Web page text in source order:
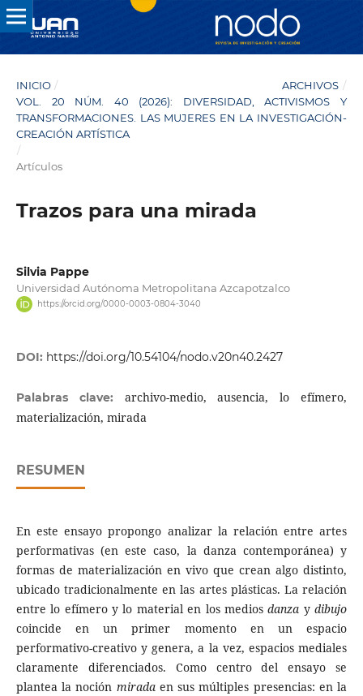
INICIO / ARCHIVOS /
VOL. 20 NÚM. 40 (2026): DIVERSIDAD, ACTIVISMOS Y
TRANSFORMACIONES. LAS MUJERES EN LA INVESTIGACIÓN-
CREACIÓN ARTÍSTICA
/
Artículos
Trazos para una mirada
Silvia Pappe
Universidad Autónoma Metropolitana Azcapotzalco
https://orcid.org/0000-0003-0804-3040
DOI: https://doi.org/10.54104/nodo.v20n40.2427
Palabras clave: archivo-medio, ausencia, lo efímero,
materialización, mirada
RESUMEN
En este ensayo propongo analizar la relación entre artes
performativas (en este caso, la danza contemporánea) y
formas de materialización en vivo que crean algo distinto,
ubicado tradicionalmente en las artes plásticas. La relación
entre lo efímero y lo material en los mediosdanza ydibujo
coincide en un primer momento en un espacio
performativo-creativo y genera, a la vez, espacios mediales
claramente diferenciados. Como centro del ensayo se
plantea la noción miradaen sus múltiples presencias: en la